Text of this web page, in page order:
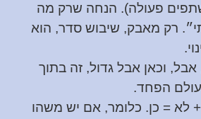
פעולה). הנחה שרק מה
רק מאבק, שיבוש סדר, הוא
אבל, וכאן אבל גדול, זה בתוך
הפחד.
לא = כן. כלומר, אם יש משהו